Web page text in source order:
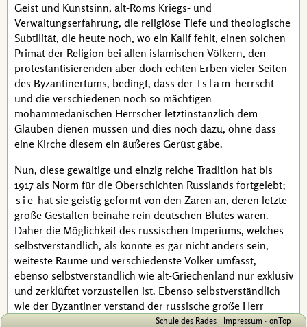
Geist und Kunstsinn, alt-Roms Kriegs- und
Verwaltungserfahrung, die religiöse Tiefe und theologische
Subtilität, die heute noch, wo ein Kalif fehlt, einen solchen
Primat der Religion bei allen islamischen Völkern, den
protestantisierenden aber doch echten Erben vieler Seiten
des Byzantinertums, bedingt, dass der Islam herrscht
und die verschiedenen noch so mächtigen
mohammedanischen Herrscher letztinstanzlich dem
Glauben dienen müssen und dies noch dazu, ohne dass
eine Kirche diesem ein äußeres Gerüst gäbe.
Nun, diese gewaltige und einzig reiche Tradition hat bis
1917 als Norm für die Oberschichten Russlands fortgelebt;
sie hat sie geistig geformt von den Zaren an, deren letzte
große Gestalten beinahe rein deutschen Blutes waren.
Daher die Möglichkeit des russischen Imperiums, welches
selbstverständlich, als könnte es gar nicht anders sein,
weiteste Räume und verschiedenste Völker umfasst,
ebenso selbstverständlich wie alt-Griechenland nur exklusiv
und zerklüftet vorzustellen ist. Ebenso selbstverständlich
wie der Byzantiner verstand der russische große Herr
jahrhundertelang mit Osten und Westen umzugehen und
Schule des Rades · Impressum onTop